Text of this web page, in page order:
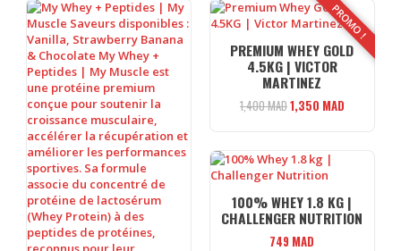
PROMO !
PREMIUM WHEY GOLD
4.5KG | VICTOR
MARTINEZ
1,400MADLe
était :
1,400 MAD.
1,350 MADLe
100% WHEY 1.8 KG |
CHALLENGER NUTRITION
749 MAD